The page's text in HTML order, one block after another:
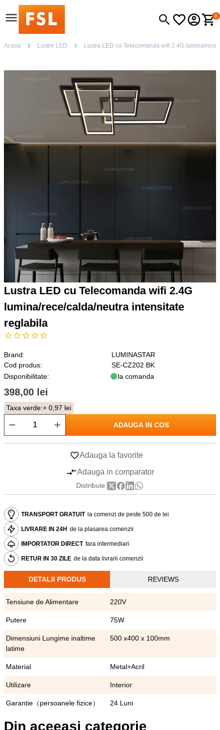
0
Acasa Lustre LED Lustra LED cu Telecomanda wifi 2.4G lumina/
Lustra LED cu Telecomanda wifi 2.4G
lumina/rece/calda/neutra intensitate
reglabila
Brand:
LUMINASTAR
Cod produs:
SE-CZ202 BK
Disponibilitate:
la comanda
398,00 lei
Taxa verde:+ 0,97 lei
ADAUGA IN COS
Adauga la favorite
Adauga in comparator
Distribuie:
TRANSPORT GRATUIT la comenzi de peste 500 de lei
LIVRARE IN 24H de la plasarea comenzii
IMPORTATOR DIRECT fara intermediari
RETUR IN 30 ZILE de la data livrarii comenzii
DETALII PRODUS REVIEWS
Tensiune de Alimentare 220V
Putere 75W
Dimensiuni Lungime inaltime
latime
500 x400 x 100mm
Material Metal+Acril
Utilizare Interior
Garantie（persoanele fizice） 24 Luni
Din aceeasi categorie